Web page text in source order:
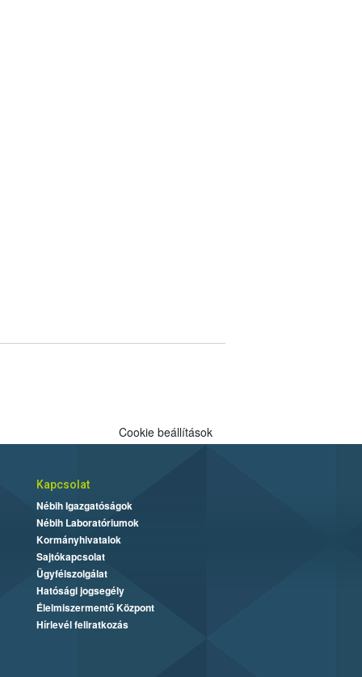
Cookie beállítások
Kapcsolat
Nébih Igazgatóságok
Nébih Laboratóriumok
Kormányhivatalok
Sajtókapcsolat
Ügyfélszolgálat
Hatósági jogsegély
Élelmiszermentő Központ
Hírlevél feliratkozás